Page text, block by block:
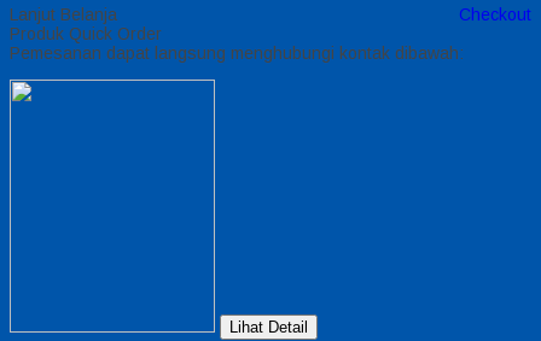
Lanjut Belanja
Checkout
Produk Quick Order
Pemesanan dapat langsung menghubungi kontak dibawah:
Lihat Detail